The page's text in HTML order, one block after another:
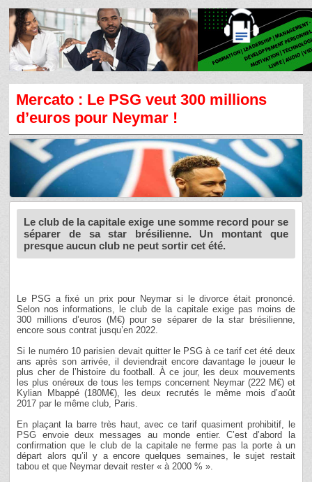
Mercato : Le PSG veut 300 millions
d’euros pour Neymar !
Le club de la capitale exige une somme record pour se
séparer de sa star brésilienne. Un montant que
presque aucun club ne peut sortir cet été.
Le PSG a fixé un prix pour Neymar si le divorce était prononcé.
Selon nos informations, le club de la capitale exige pas moins de
300 millions d’euros (M€) pour se séparer de la star brésilienne,
encore sous contrat jusqu’en 2022.
Si le numéro 10 parisien devait quitter le PSG à ce tarif cet été deux
ans après son arrivée, il deviendrait encore davantage le joueur le
plus cher de l’histoire du football. À ce jour, les deux mouvements
les plus onéreux de tous les temps concernent Neymar (222 M€) et
Kylian Mbappé (180M€), les deux recrutés le même mois d’août
2017 par le même club, Paris.
En plaçant la barre très haut, avec ce tarif quasiment prohibitif, le
PSG envoie deux messages au monde entier. C’est d’abord la
confirmation que le club de la capitale ne ferme pas la porte à un
départ alors qu’il y a encore quelques semaines, le sujet restait
tabou et que Neymar devait rester « à 2000 % ».